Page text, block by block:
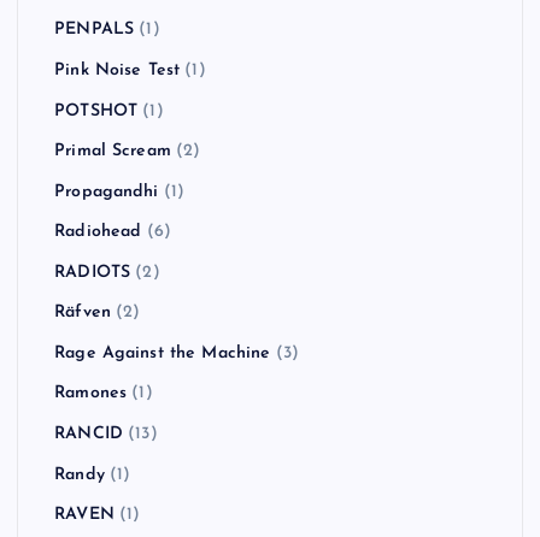
PENPALS (1)
Pink Noise Test (1)
POTSHOT (1)
Primal Scream (2)
Propagandhi (1)
Radiohead (6)
RADIOTS (2)
Räfven (2)
Rage Against the Machine (3)
Ramones (1)
RANCID (13)
Randy(1)
RAVEN (1)